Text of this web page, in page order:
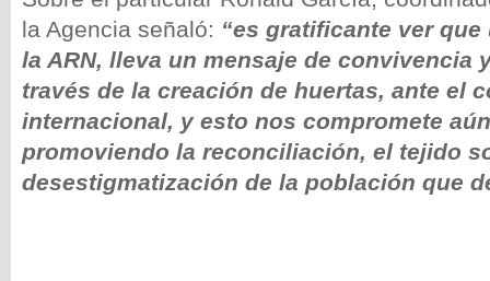
la Agencia señaló: “es gratificante ver
la ARN, lleva un mensaje de convivencia
través de la creación de huertas, ante el
internacional, y esto nos compromete
promoviendo la reconciliación, el tejido
desestigmatización de la población que